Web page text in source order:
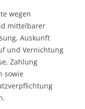
wegen
mittelbarer
Auskunft
und Vernichtung
Zahlung
sowie